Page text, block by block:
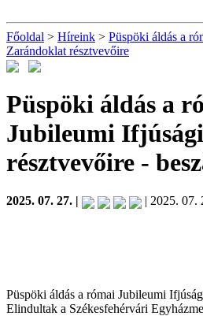
Főoldal > Híreink > Püspöki áldás a
Zarándoklat résztvevőire
Püspöki áldás a
Jubileumi
résztvevőire -
2025. 07. 27. | | 2025. 07.
Püspöki áldás a római Jubileumi
Elindultak a Székesfehérvári